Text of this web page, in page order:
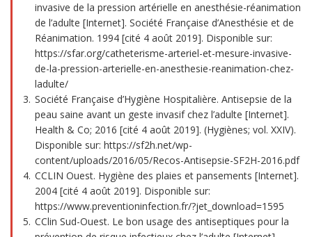
invasive de la pression artérielle en anesthésie-réanimation
de l’adulte [Internet]. Société Française d’Anesthésie et de
Réanimation. 1994 [cité 4 août 2019]. Disponible sur:
https://sfar.org/catheterisme-arteriel-et-mesure-invasive-
de-la-pression-arterielle-en-anesthesie-reanimation-chez-
ladulte/
Société Française d’Hygiène Hospitalière. Antisepsie de la
peau saine avant un geste invasif chez l’adulte [Internet].
Health & Co; 2016 [cité 4 août 2019]. (Hygiènes; vol. XXIV).
Disponible sur: https://sf2h.net/wp-
content/uploads/2016/05/Recos-Antisepsie-SF2H-2016.pdf
CCLIN Ouest. Hygiène des plaies et pansements [Internet].
2004 [cité 4 août 2019]. Disponible sur:
https://www.preventioninfection.fr/?jet_download=1595
CClin Sud-Ouest. Le bon usage des antiseptiques pour la